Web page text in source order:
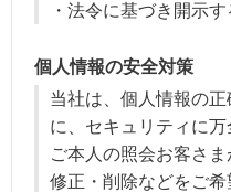
・法令に基づき開示
個人情報の安全対策
当社は、個人情報の
に、セキュリティに万
ご本人の照会お客さ
修正・削除などをご